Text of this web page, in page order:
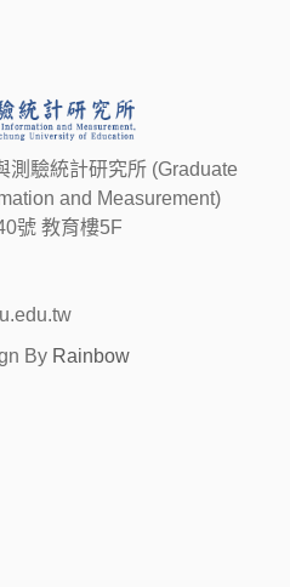
測驗統計研究所 (Graduate
and Measurement)
號 教育樓5F
By Rainbow